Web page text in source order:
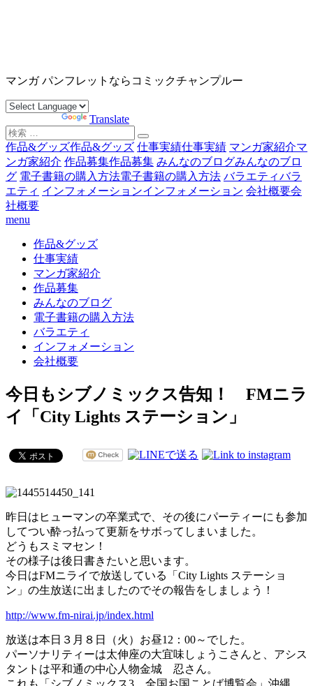
ツ
ス
ッ
プ
マンガ パンフレットならコミックチャンプルー
Translate
検
索
対
象:
作品&グッズ作品&グッズ 仕事実績仕事実績 マンガ家紹介マ
ンガ家紹介 作品募集作品募集 みんなのブログみんなのブロ
グ 電子書籍の購入方法電子書籍の購入方法 バラエティバラ
エティ インフォメーションインフォメーション 会社概要会
社概要
menu
作品&グッズ
仕事実績
マンガ家紹介
作品募集
みんなのブログ
電子書籍の購入方法
バラエティ
インフォメーション
会社概要
今日もシブノミックス告知！ FMニラ
イ「City Lights ステーション」
昨日はヒューマンの卒業式で、その後にパーティーにも参加
してつい酔っ払って更新をサボってしまいました。
どうもスミマセン！
その様子は後日書きたいと思います。
今日はFMニライで放送している「City Lights ステーショ
ン」の生放送に出ましたのでその報告をしましょう！
http://www.fm-nirai.jp/index.html
放送は本日３月８日（火）お昼12：00～でした。
パーソナリティーは太伸座の大宜味しょうこさんと、アシス
タントは平和通の中心人物金城 忍さん。
これも「シブノミックス3 全国お国ことば博覧会」沖縄